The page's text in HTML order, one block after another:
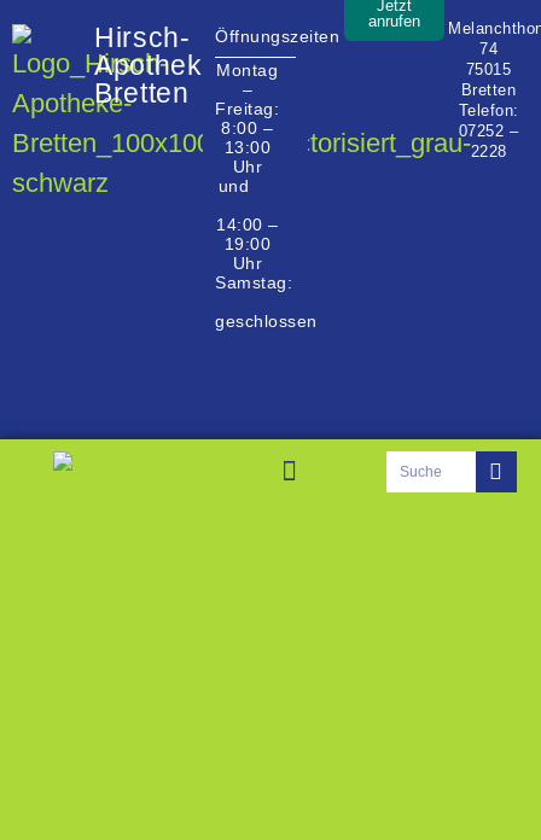
Hirsch-
Apotheke
Bretten
Öffnungszeiten
Montag
–
Freitag:
8:00 –
13:00
Uhr
und
14:00 –
19:00
Uhr
Samstag:
geschlossen
Jetzt
anrufen
74
75015
Bretten
Telefon:
07252 –
2228